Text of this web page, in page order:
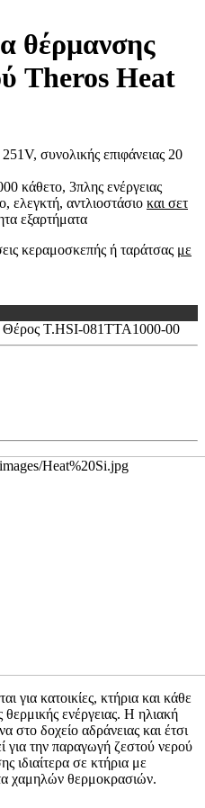
θέρμανσης
Theros Heat
συνολικής επιφάνειας 20
κάθετο, 3πλης ενέργειας
ελεγκτή, αντλιοστάσιο και σετ
εξαρτήματα
κεραμοσκεπής ή ταράτσας με
Θέρος Τ.HSI-081TTA1000-00
για κατοικίες, κτήρια και κάθε
ενέργειας. Η ηλιακή
στο δοχείο αδράνειας και έτσι
για την παραγωγή ζεστού νερού
ιδιαίτερα σε κτήρια με
χαμηλών θερμοκρασιών.